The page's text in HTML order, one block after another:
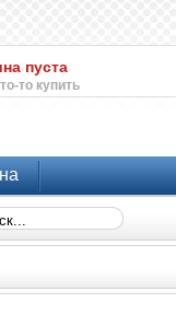
пуста
то купить